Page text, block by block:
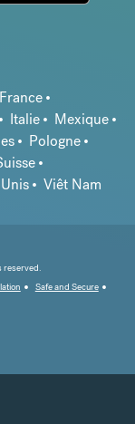
France
Italie
Mexique
Pologne
Viêt Nam
reserved.
Safe and Secure